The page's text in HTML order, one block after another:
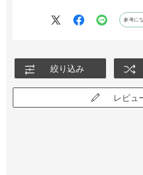
参考に
絞り込み
レビュ